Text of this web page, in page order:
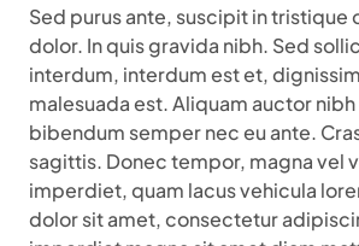
Sed purus ante, suscipit in tristique
dolor. In quis gravida nibh. Sed
interdum, interdum est et,
malesuada est. Aliquam auctor nibh
bibendum semper nec eu ante.
sagittis. Donec tempor, magna vel
imperdiet, quam lacus vehicula
dolor sit amet, consectetur